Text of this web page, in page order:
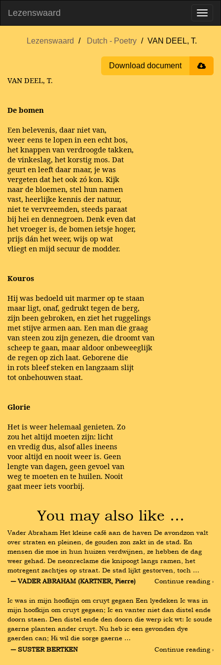
Lezenswaard
Lezenswaard Dutch - Poetry VAN DEEL, T.
Download document
VAN DEEL, T.
De bomen
Een belevenis, daar niet van,
weer eens te lopen in een echt bos,
het knappen van verdroogde takken,
de vinkeslag, het korstig mos. Dat
geurt en leeft daar maar, je was
vergeten dat het ook zó kon. Kijk
naar de bloemen, stel hun namen
vast, heerlijke kennis der natuur,
niet te vervreemden, steeds paraat
bij hei en dennegroen. Denk even dat
het vroeger is, de bomen ietsje hoger,
prijs dán het weer, wijs op wat
vliegt en mijd secuur de modder.
Kouros
Hij was bedoeld uit marmer op te staan
maar ligt, onaf, gedrukt tegen de berg,
zijn been gebroken, en ziet het ruggelings
met stijve armen aan. Een man die graag
van steen zou zijn genezen, die droomt van
scheep te gaan, maar aldoor onbeweeglijk
de regen op zich laat. Geborene die
in rots bleef steken en langzaam slijt
tot onbehouwen staat.
Glorie
Het is weer helemaal genieten. Zo
zou het altijd moeten zijn: licht
en vredig dus, alsof alles ineens
voor altijd en nooit weer is. Geen
lengte van dagen, geen gevoel van
weg te moeten en te huilen. Nooit
gaat meer iets voorbij.
You may also like …
Vader Abraham Het kleine café aan de haven De avondzon valt
over straten en pleinen, de gouden zon zakt in de stad. En
mensen die moe in hun huizen verdwijnen, ze hebben de dag
weer gehad. De neonreclame die knipoogt langs ramen, het
motregent zachtjes op straat. De stad lijkt gestorven, toch …
― VADER ABRAHAM (KARTNER, Pierre)
Continue reading ›
Ic was in mijn hoofkijn om cruyt gegaen Een lyedeken Ic was in
mijn hoofkijn om cruyt gegaen; Ic en vanter niet dan distel ende
doorn staen. Den distel ende den doorn die werp ick wt: Ic soude
gaerne planten ander cruyt. Nu heb ic een gevonden dye
gaerden can; Hi wil die sorge gaerne …
― SUSTER BERTKEN
Continue reading ›